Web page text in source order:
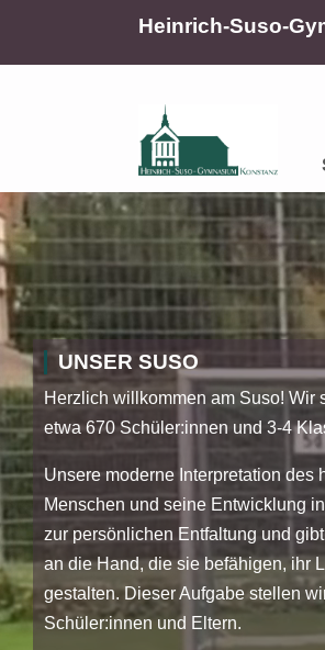
Heinrich-Suso-
UNSER SUSO
Herzlich willkommen am Suso! Wir
etwa 670 Schüler:innen und 3-4
Unsere moderne Interpretation
Menschen und seine Entwicklung
zur persönlichen Entfaltung und
an die Hand, die sie befähigen, ihr
gestalten. Dieser Aufgabe stellen
Schüler:innen und Eltern.